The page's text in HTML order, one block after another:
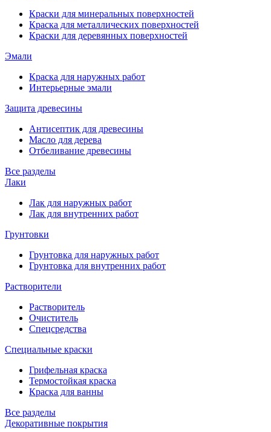
Краски для минеральных поверхностей
Краска для металлических поверхностей
Краски для деревянных поверхностей
Эмали
Краска для наружных работ
Интерьерные эмали
Защита древесины
Антисептик для древесины
Масло для дерева
Отбеливание древесины
Все разделы
Лаки
Лак для наружных работ
Лак для внутренних работ
Грунтовки
Грунтовка для наружных работ
Грунтовка для внутренних работ
Растворители
Растворитель
Очиститель
Спецсредства
Специальные краски
Грифельная краска
Термостойкая краска
Краска для ванны
Все разделы
Декоративные покрытия